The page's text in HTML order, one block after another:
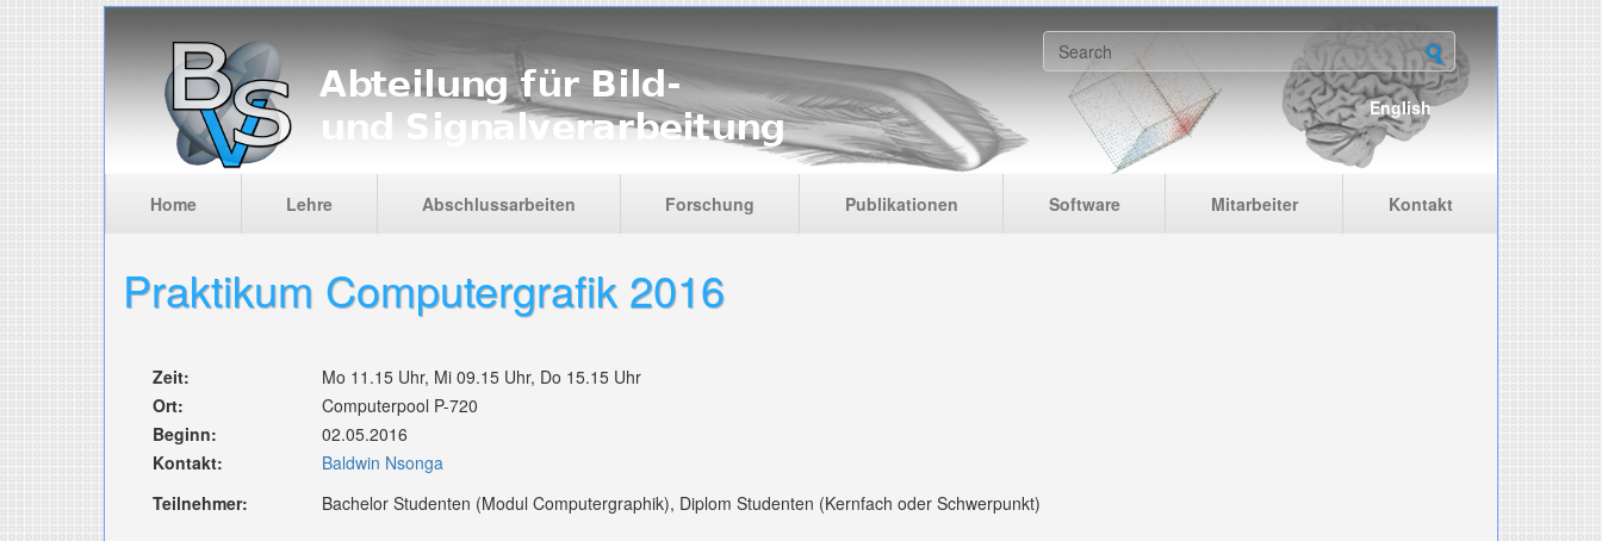
Search form English
Home Lehre Abschlussarbeiten Forschung Publikationen Software Mitarbeiter Kontakt
Praktikum Computergrafik 2016
Zeit:
Mo 11.15 Uhr, Mi 09.15 Uhr, Do 15.15 Uhr
Ort:
Computerpool P-720
Beginn:
02.05.2016
Kontakt:
Baldwin Nsonga
Teilnehmer:
Bachelor Studenten (Modul Computergraphik), Diplom Studenten (Kernfach oder Schwerpunkt)